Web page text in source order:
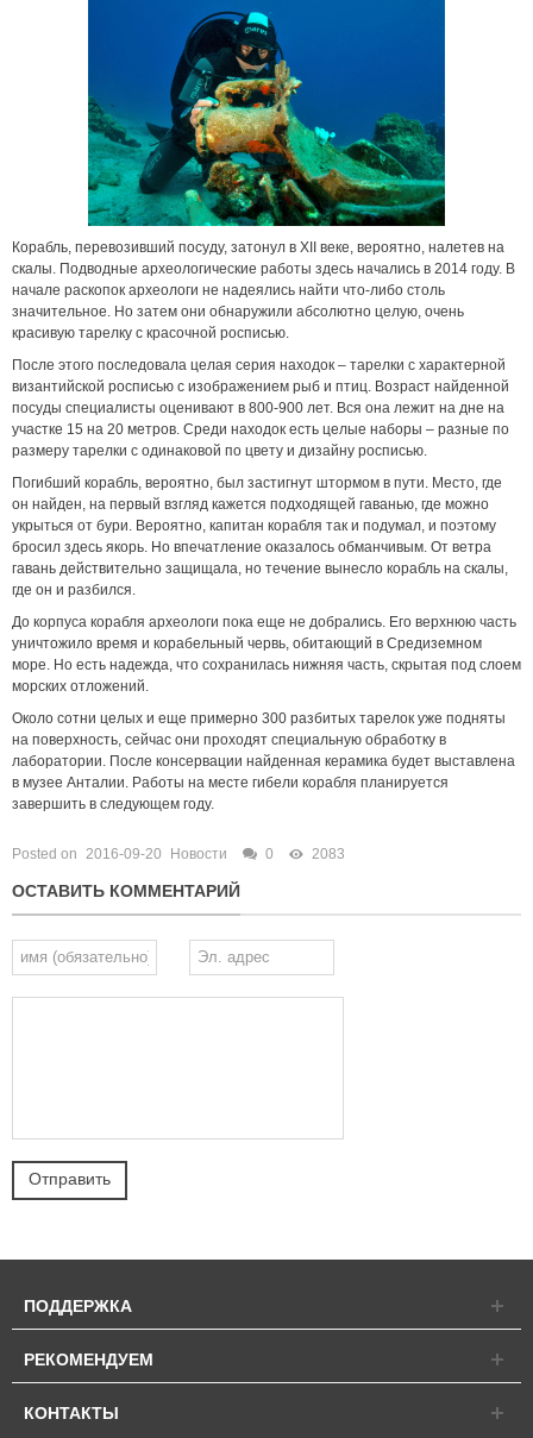
Корабль, перевозивший посуду, затонул в XII веке, вероятно, налетев на
скалы. Подводные археологические работы здесь начались в 2014 году. В
начале раскопок археологи не надеялись найти что-либо столь
значительное. Но затем они обнаружили абсолютно целую, очень
красивую тарелку с красочной росписью.
После этого последовала целая серия находок – тарелки с характерной
византийской росписью с изображением рыб и птиц. Возраст найденной
посуды специалисты оценивают в 800-900 лет. Вся она лежит на дне на
участке 15 на 20 метров. Среди находок есть целые наборы – разные по
размеру тарелки с одинаковой по цвету и дизайну росписью.
Погибший корабль, вероятно, был застигнут штормом в пути. Место, где
он найден, на первый взгляд кажется подходящей гаванью, где можно
укрыться от бури. Вероятно, капитан корабля так и подумал, и поэтому
бросил здесь якорь. Но впечатление оказалось обманчивым. От ветра
гавань действительно защищала, но течение вынесло корабль на скалы,
где он и разбился.
До корпуса корабля археологи пока еще не добрались. Его верхнюю часть
уничтожило время и корабельный червь, обитающий в Средиземном
море. Но есть надежда, что сохранилась нижняя часть, скрытая под слоем
морских отложений.
Около сотни целых и еще примерно 300 разбитых тарелок уже подняты
на поверхность, сейчас они проходят специальную обработку в
лаборатории. После консервации найденная керамика будет выставлена
в музее Анталии. Работы на месте гибели корабля планируется
завершить в следующем году.
Posted on 2016-09-20 Новости 0 2083
ОСТАВИТЬ КОММЕНТАРИЙ
ПОДДЕРЖКА
РЕКОМЕНДУЕМ
КОНТАКТЫ